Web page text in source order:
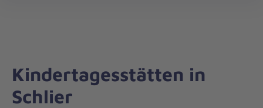
Kindertagesstätten in
Schlier